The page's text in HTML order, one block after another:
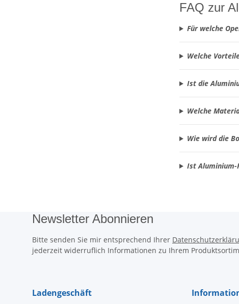
FAQ zur
Für welche
Welche
Ist die
Welche
Wie wird die
Ist Aluminium-
Newsletter Abonnieren
Bitte senden Sie mir entsprechend Ihrer
jederzeit widerruflich Informationen zu Ihrem
Ladengeschäft